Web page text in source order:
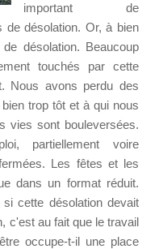
important de
de désolation. Or, à bien
désolation. Beaucoup
touchés par cette
Nous avons perdu des
trop tôt et à qui nous
vies sont bouleversées.
partiellement voire
Les fêtes et les
dans un format réduit.
cette désolation devait
c'est au fait que le travail
occupe-t-il une place